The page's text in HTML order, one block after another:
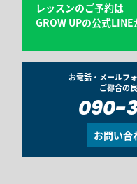
レッスンのご予約は
GROW UPの公式LINE
お電話・メールフ
ご都合の
090-
お問い合